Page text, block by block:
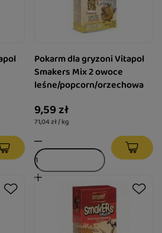
Pokarm dla gryzoni Vitapol
Smakers Mix 2 owoce
leśne/popcorn/orzechowa
9,59 zł
71,04 zł / kg